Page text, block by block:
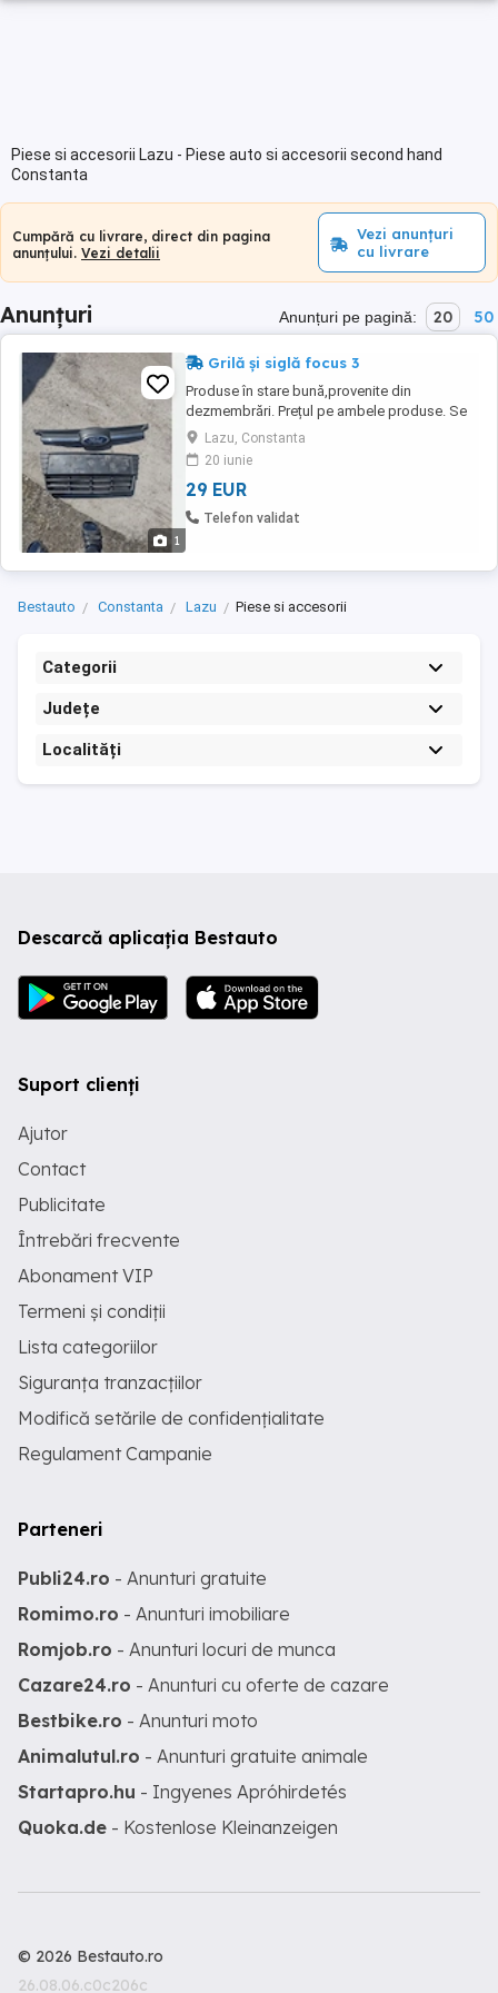
Piese si accesorii Lazu - Piese auto si accesorii second hand
Constanta
Cumpără cu livrare, direct din pagina
anunțului. Vezi detalii
Vezi anunțuri
cu livrare
Anunțuri Anunțuri pe pagină: 20 50
1
Grilă și siglă focus 3
Produse în stare bună,provenite din
dezmembrări. Prețul pe ambele produse. Se
pot vinde și separat.
Lazu, Constanta
20 iunie
29 EUR
Telefon validat
Bestauto Constanta Lazu Piese si accesorii
Categorii
Județe
Localități
Descarcă aplicația Bestauto
Suport clienți
Ajutor
Contact
Publicitate
Întrebări frecvente
Abonament VIP
Termeni și condiții
Lista categoriilor
Siguranța tranzacțiilor
Modifică setările de confidențialitate
Regulament Campanie
Parteneri
Publi24.ro - Anunturi gratuite
Romimo.ro - Anunturi imobiliare
Romjob.ro - Anunturi locuri de munca
Cazare24.ro - Anunturi cu oferte de cazare
Bestbike.ro - Anunturi moto
Animalutul.ro - Anunturi gratuite animale
Startapro.hu - Ingyenes Apróhirdetés
Quoka.de - Kostenlose Kleinanzeigen
© 2026 Bestauto.ro
26.08.06.c0c206c